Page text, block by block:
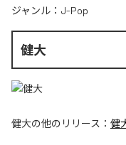
ジャンル： J-Pop
健大
健大の他のリリース： 健